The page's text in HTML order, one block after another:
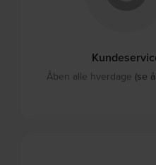
Åben alle hverdage (se